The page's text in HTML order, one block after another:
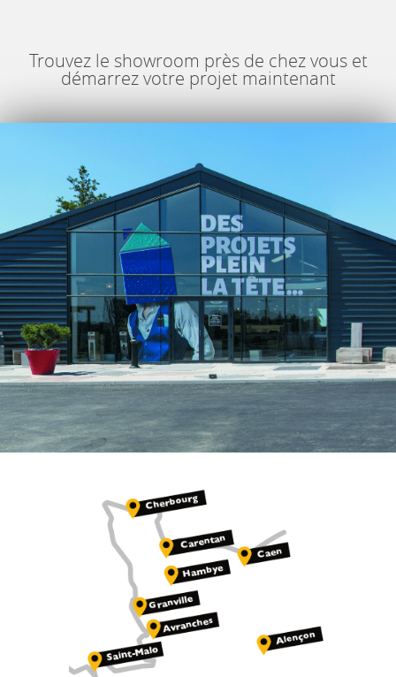
Trouvez le showroom près de chez vous et
démarrez votre projet maintenant